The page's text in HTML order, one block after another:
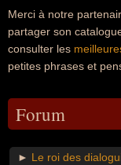
Merci à notre
partager son
consulter les
petites phrases et
Forum
► Le roi des